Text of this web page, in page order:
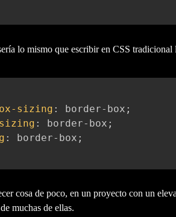
lo mismo que escribir en CSS tradicional
sizing : border-box ;
: border-box ;
: border-box ;
cosa de poco, en un proyecto con un
muchas de ellas.